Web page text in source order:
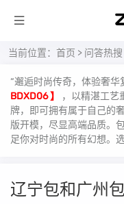
当前位置： 首页 > 问答热搜
“邂逅时尚传奇，体验奢
BDXD06 】
，以精湛工艺
牌，即可拥有属于自己的
版开模，尽显高端品质。
足你对时尚的所有幻想。
辽宁包和广州